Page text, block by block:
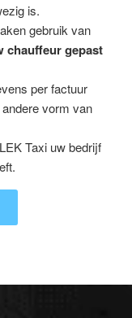
is.
gebruik van
chauffeur gepast
per factuur
vorm van
Taxi uw bedrijf